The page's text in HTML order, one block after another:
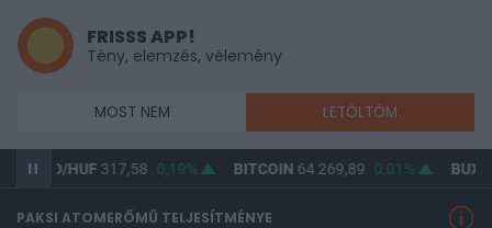
FRISSS APP!
Tény, elemzés, vélemény
MOST NEM LETÖLTÖM
USD/HUF317,58 0,19% BITCOIN64 269,89 0,01% BUX 147
PAKSI ATOMERŐMŰ TELJESÍTMÉNYE